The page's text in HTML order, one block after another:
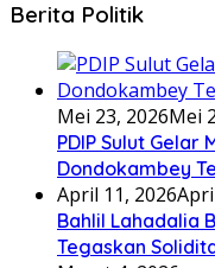
Berita Politik
Mei 23, 2026Mei
PDIP Sulut Gelar
Dondokambey
April 11, 2026
Bahlil Lahadalia
Tegaskan